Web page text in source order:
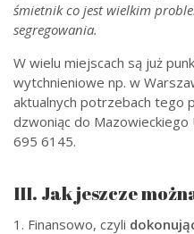
śmietnik co jest wielkim
segregowania.
W wielu miejscach są już
wytchnieniowe np. w
aktualnych potrzebach tego
dzwoniąc do
695 6145.
III. Jak jeszcze
1. Finansowo, czyli